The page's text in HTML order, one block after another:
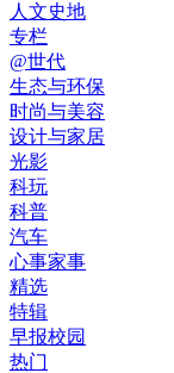
人文史地
专栏
@世代
生态与环保
时尚与美容
设计与家居
光影
科玩
科普
汽车
心事家事
精选
特辑
早报校园
热门